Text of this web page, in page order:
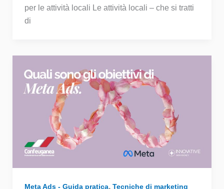
per le attività locali Le attività locali – che si tratti
di
Meta Ads - Guida pratica, Tecniche di marketing